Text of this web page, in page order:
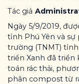
Tác giả
Ngày 5/9/2019,
tỉnh Phú Yên và sự
trường (TNMT)
triển Xanh đã
toán rác thải,
phân compost từ